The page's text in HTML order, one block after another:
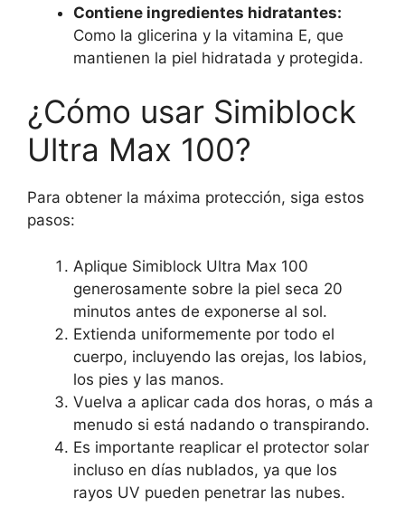
Contiene ingredientes hidratantes:
Como la glicerina y la vitamina E, que
mantienen la piel hidratada y protegida.
¿Cómo usar Simiblock
Ultra Max 100?
Para obtener la máxima protección, siga estos
pasos:
Aplique Simiblock Ultra Max 100
generosamente sobre la piel seca 20
minutos antes de exponerse al sol.
Extienda uniformemente por todo el
cuerpo, incluyendo las orejas, los labios,
los pies y las manos.
Vuelva a aplicar cada dos horas, o más a
menudo si está nadando o transpirando.
Es importante reaplicar el protector solar
incluso en días nublados, ya que los
rayos UV pueden penetrar las nubes.